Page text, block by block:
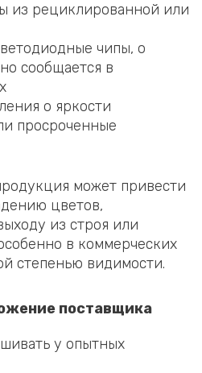
из рециклированной или
чипы, о
сообщается в
о яркости
просроченные
может привести
цветов,
из строя или
в коммерческих
степенью видимости.
поставщика
у опытных